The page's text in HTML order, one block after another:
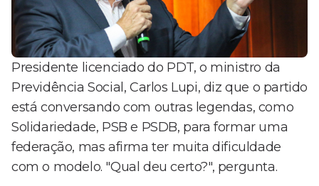
Presidente licenciado do PDT, o ministro da
Previdência Social, Carlos Lupi, diz que o partido
está conversando com outras legendas, como
Solidariedade, PSB e PSDB, para formar uma
federação, mas afirma ter muita dificuldade
com o modelo. "Qual deu certo?", pergunta.